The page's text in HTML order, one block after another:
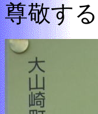
尊敬す